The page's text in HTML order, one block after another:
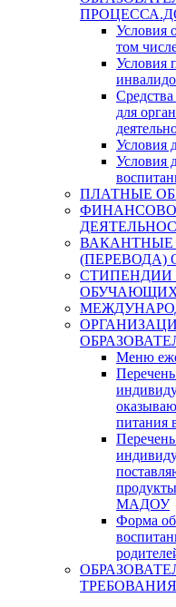
Условия
том
Условия
для
Условия
Условия
ПЛАТНЫЕ
ВАКАНТНЫЕ
СТИПЕНДИИ
Меню
МАДОУ
Форма
ТРЕБОВАНИЯ